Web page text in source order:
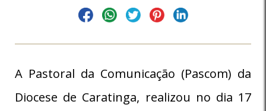
A Pastoral da Comunicação (Pascom) da
Diocese de Caratinga, realizou no dia 17